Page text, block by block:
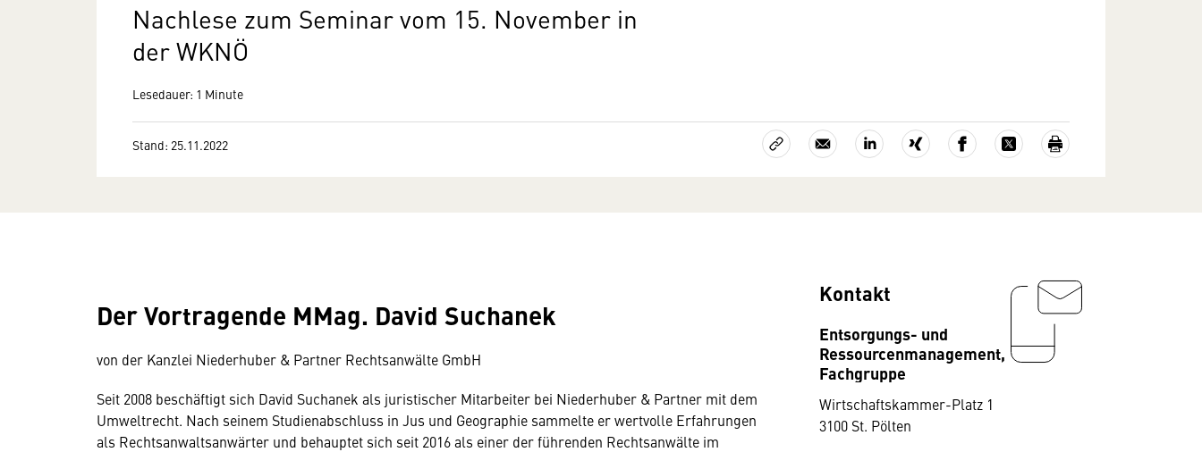
Nachlese zum Seminar vom 15. November in
der WKNÖ
Lesedauer: 1 Minute
Stand: 25.11.2022
Der Vortragende MMag. David Suchanek
von der Kanzlei Niederhuber & Partner Rechtsanwälte GmbH
Seit 2008 beschäftigt sich David Suchanek als juristischer Mitarbeiter bei Niederhuber & Partner mit dem
Umweltrecht. Nach seinem Studienabschluss in Jus und Geographie sammelte er wertvolle Erfahrungen
als Rechtsanwaltsanwärter und behauptet sich seit 2016 als einer der führenden Rechtsanwälte im
Kontakt
Entsorgungs- und
Ressourcenmanagement,
Fachgruppe
Wirtschaftskammer-Platz 1
3100 St. Pölten